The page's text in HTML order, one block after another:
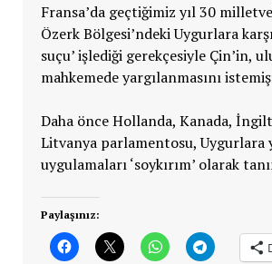
Fransa’da geçtiğimiz yıl 30
Özerk Bölgesi’ndeki Uygurlara
suçu’ işlediği gerekçesiyle Çin’in,
mahkemede yargılanmasını
Daha önce Hollanda, Kanada,
Litvanya parlamentosu, Uygurlara
uygulamaları ‘soykırım’ olarak
Paylaşınız: